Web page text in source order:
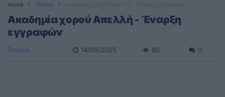
Home Τοπικά
Ακαδημία χορού Απελλή - Έναρξη
εγγραφών
Τοπικά 14/09/2025 80 0